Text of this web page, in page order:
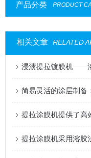
产品分类 PRODUCT
相关文章 RELATED
简易灵活的涂层制备
提拉涂膜机提供了高
提拉涂膜机采用溶胶